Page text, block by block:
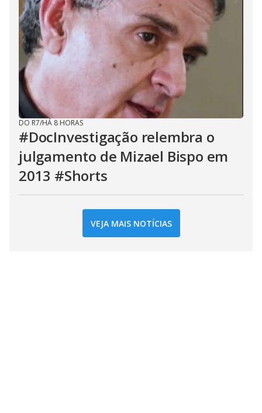
DO R7/HÁ 8 HORAS
#DocInvestigação relembra o
julgamento de Mizael Bispo em
2013 #Shorts
VEJA MAIS NOTÍCIAS